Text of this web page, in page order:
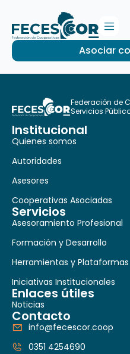
Asociar
Federación de
Servicios
Institucional
Quienes somos
Autoridades
Asesores
Cooperativas Asociadas
Servicios
Asesoramiento Profesional
Formación y Desarrollo
Herramientas y Plataformas
Iniciativas Institucionales
Enlaces útiles
Noticias
Contacto
info@fecescor.coop
0351 4254690